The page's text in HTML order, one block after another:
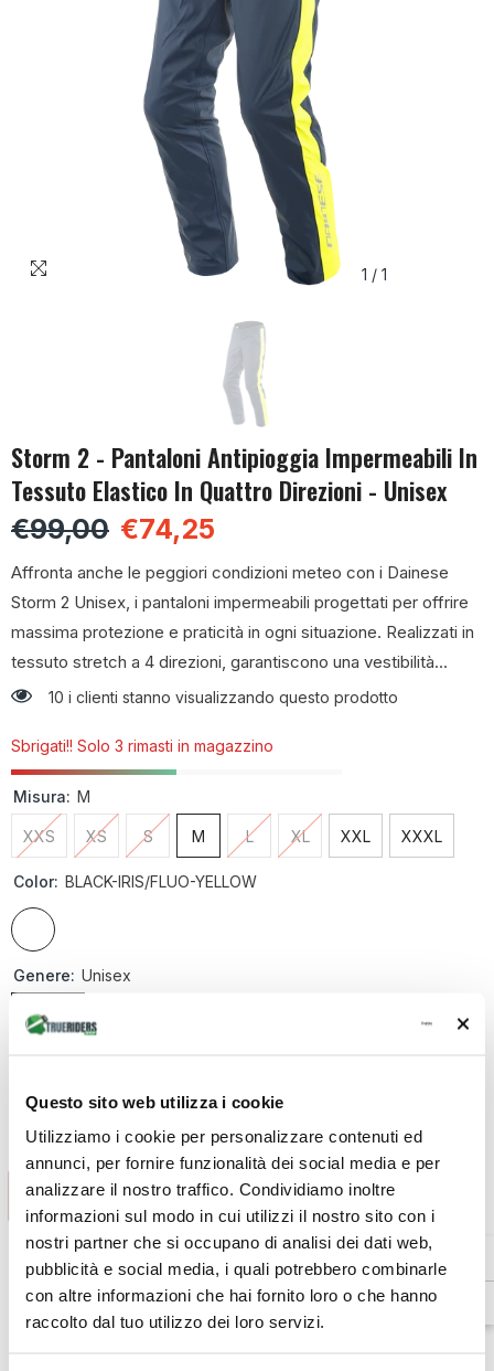
Questo sito web utilizza i cookie
Utilizziamo i cookie per personalizzare contenuti ed
annunci, per fornire funzionalità dei social media e per
analizzare il nostro traffico. Condividiamo inoltre
informazioni sul modo in cui utilizzi il nostro sito con i
nostri partner che si occupano di analisi dei dati web,
pubblicità e social media, i quali potrebbero combinarle
con altre informazioni che hai fornito loro o che hanno
raccolto dal tuo utilizzo dei loro servizi.
1 / 1
Storm 2 - Pantaloni Antipioggia Impermeabili In
Tessuto Elastico In Quattro Direzioni - Unisex
€99,00 €74,25
Affronta anche le peggiori condizioni meteo con i Dainese
Storm 2 Unisex, i pantaloni impermeabili progettati per offrire
massima protezione e praticità in ogni situazione. Realizzati in
tessuto stretch a 4 direzioni, garantiscono una vestibilità...
10 i clienti stanno visualizzando questo prodotto
Sbrigati!! Solo 3 rimasti in magazzino
Misura: M
XXS XS S M L XL XXL XXXL
Color: BLACK-IRIS/FLUO-YELLOW
Genere: Unisex
Unisex
Diminuire
quantità
Storm
2
-
Pantaloni
antipioggia
impermeabili
in
tessuto
elastico
in
quattro
Aumenta
quantità
Storm
2
-
Pantaloni
antipioggia
impermeabili
in
elastico
in
quattro
Totale parziale:€74,25
AGGIUNGI AL CARRELLO
Venditore:
Dainese
SKU:
20163429887E005
Disponibilità:
In magazzino